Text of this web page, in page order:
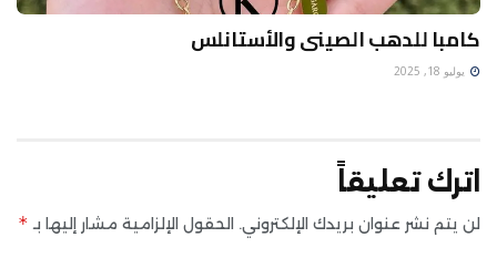
كامبا للدهب الصينى والأستانلس
يوليو 18, 2025
اترك تعليقاً
لن يتم نشر عنوان بريدك الإلكتروني. الحقول الإلزامية مشار إليها بـ *